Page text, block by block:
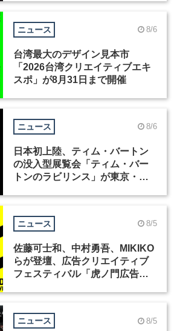
ニュース 8/6
台湾最大のデザイン見本市
「2026台湾クリエイティブエキ
スポ」が8月31日まで開催
ニュース 8/6
日本初上陸、ティム・バートン
の没入型展覧会「ティム・バー
トンのラビリンス」が東京・豊
ニュース 8/5
佐藤可士和、中村勇吾、MIKIKO
らが登壇、広告クリエイティブ
フェスティバル「虎ノ門広告
ニュース 8/5